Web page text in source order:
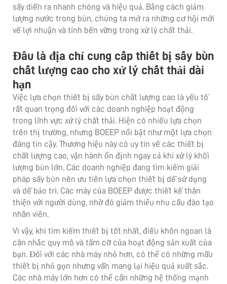
sấy diễn ra nhanh chóng và hiệu quả. Bằng cách giảm
lượng nước trong bùn, chúng ta mở ra những cơ hội mới
về lợi nhuận và tính bền vững trong xử lý chất thải.
Đâu là địa chỉ cung cấp thiết bị sấy bùn
chất lượng cao cho xử lý chất thải dài
hạn
Việc lựa chọn thiết bị sấy bùn chất lượng cao là yếu tố
rất quan trọng đối với các doanh nghiệp hoạt động
trong lĩnh vực xử lý chất thải. Hiện có nhiều lựa chọn
trên thị trường, nhưng BOEEP nổi bật như một lựa chọn
đáng tin cậy. Thương hiệu này có uy tín về các thiết bị
chất lượng cao, vận hành ổn định ngay cả khi xử lý khối
lượng bùn lớn. Các doanh nghiệp đang tìm kiếm giải
pháp sấy bùn nên ưu tiên lựa chọn thiết bị dễ sử dụng
và dễ bảo trì. Các máy của BOEEP được thiết kế thân
thiện với người dùng, nhờ đó giảm thiểu nhu cầu đào tạo
nhân viên.
Vì vậy, khi tìm kiếm thiết bị tốt nhất, điều khôn ngoan là
cân nhắc quy mô và tầm cỡ của hoạt động sản xuất của
bạn. Đối với các nhà máy nhỏ hơn, có thể có những mẫu
thiết bị nhỏ gọn nhưng vẫn mang lại hiệu quả xuất sắc.
Các nhà máy lớn hơn có thể cần những hệ thống mạnh